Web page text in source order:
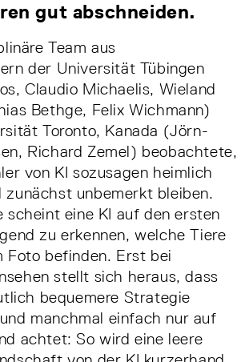
gut abschneiden.
Team aus
der Universität Tübingen
Claudio Michaelis, Wieland
Bethge, Felix Wichmann)
Toronto, Kanada (Jörn-
Richard Zemel) beobachtete,
von KI sozusagen heimlich
zunächst unbemerkt bleiben.
scheint eine KI auf den ersten
zu erkennen, welche Tiere
Foto befinden. Erst bei
stellt sich heraus, dass
bequemere Strategie
manchmal einfach nur auf
achtet: So wird eine leere